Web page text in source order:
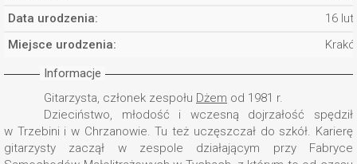
Data urodzenia:
16
Miejsce urodzenia:
Informacje
Gitarzysta, członek zespołu Dżem od 1981 r.
Dzieciństwo, młodość i wczesną dojrzałość spędził
w Trzebini i w Chrzanowie. Tu też uczęszczał do szkół. Karierę
gitarzysty zaczął w zespole działającym przy Fabryce